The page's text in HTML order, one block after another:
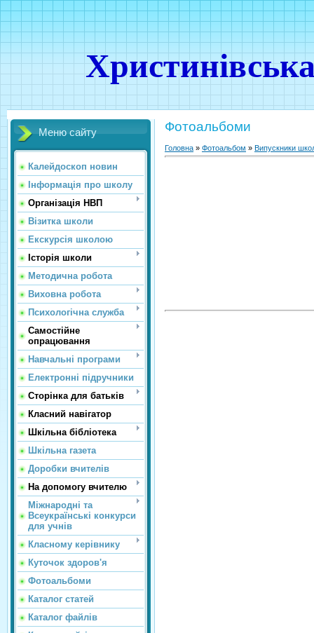
Меню сайту
Калейдоскоп новин
Інформація про школу
Організація НВП
Візитка школи
Екскурсія школою
Історія школи
Методична робота
Виховна робота
Психологічна служба
Самостійне
опрацювання
Навчальні програми
Електронні підручники
Сторінка для батьків
Класний навігатор
Шкільна бібліотека
Шкільна газета
Доробки вчителів
На допомогу вчителю
Міжнародні та
Всеукраїнські конкурси
для учнів
Класному керівнику
Куточок здоров'я
Фотоальбоми
Каталог статей
Каталог файлів
Фотоальбоми
Головна » Фотоальбом » Випускники